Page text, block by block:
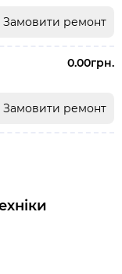
Замовити ремонт
0.00грн.
Замовити ремонт